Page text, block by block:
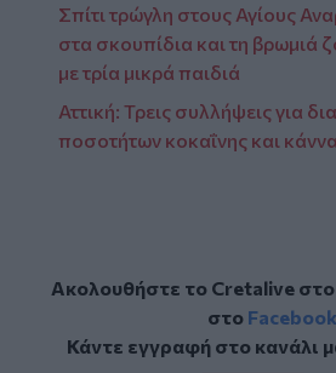
Σπίτι τρώγλη στους Αγίους
στα σκουπίδια και τη βρωμιά
με τρία μικρά παιδιά
Αττική: Τρεις συλλήψεις για
ποσοτήτων κοκαΐνης και
Ακολουθήστε το Cretalive στο
στο Facebook
Κάντε εγγραφή στο κανάλι